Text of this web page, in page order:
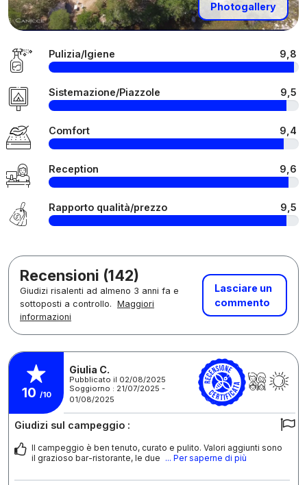
Photogallery
Pulizia/Igiene 9,8
Sistemazione/Piazzole 9,5
Comfort 9,4
Reception 9,6
Rapporto qualità/prezzo 9,5
Recensioni (142)
Giudizi risalenti ad almeno 3 anni fa e
sottoposti a controllo. Maggiori
informazioni
Lasciare un
commento
10 /10
Giulia C.
Pubblicato il 02/08/2025
Soggiorno : 21/07/2025 -
01/08/2025
Giudizi sul campeggio :
Il campeggio è ben tenuto, curato e pulito. Valori aggiunti sono
il grazioso bar-ristorante, le due ... Per saperne di più